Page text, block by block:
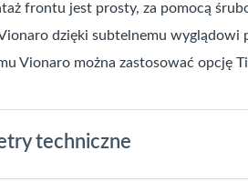
frontu jest prosty, za pomocą
dzięki subtelnemu
Vionaro można zastosować opcję
techniczne